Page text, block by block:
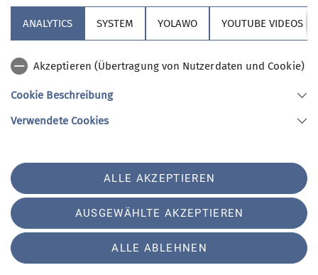
Beirat*in Redaktion
8
Sektion Vierseenland des Deutschen Alpenvereins e.V.
Hauptstraße 42
82229 Seefeld
Telefon +4981529839280
Datenschutz-Einstellungen
Datenschutz
ANALYTICS SYSTEM YOLAWO YOUTUBE VIDEOS
Akzeptieren (Übertragung von Nutzerdaten und Cookie)
Cookie Beschreibung
Verwendete Cookies
ALLE AKZEPTIEREN
AUSGEWÄHLTE AKZEPTIEREN
ALLE ABLEHNEN